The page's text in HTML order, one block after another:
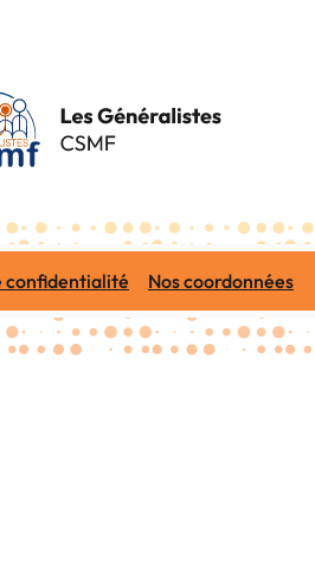
confidentialité Nos coordonnées